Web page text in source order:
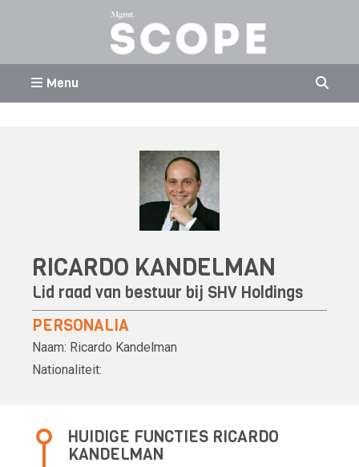
Menu
RICARDO KANDELMAN
Lid raad van bestuur bij SHV Holdings
PERSONALIA
Naam: Ricardo Kandelman
Nationaliteit:
HUIDIGE FUNCTIES RICARDO
KANDELMAN